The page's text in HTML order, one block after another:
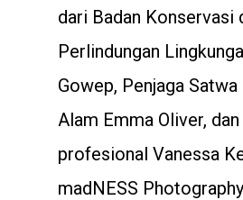
dari Badan Konservasi
Perlindungan
Gowep, Penjaga Satwa
Alam Emma Oliver,
profesional Vanessa
madNESS